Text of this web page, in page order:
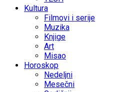
Kultura
Filmovi i serije
Muzika
Knjige
Art
Misao
Horoskop
Nedeljni
Mesečni